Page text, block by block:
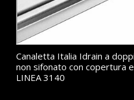
Canaletta Italia Idrain a
non sifonato con copertura
LINEA 3140